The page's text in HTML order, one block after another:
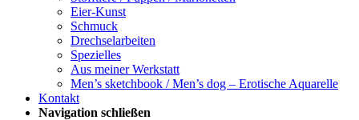
Eier-Kunst
Schmuck
Drechselarbeiten
Spezielles
Aus meiner Werkstatt
Men’s sketchbook / Men’s dog – Erotische Aquarelle
Kontakt
Navigation schließen